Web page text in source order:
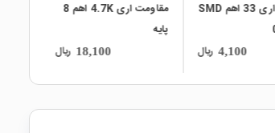
مقاومت اری 4.7K اهم 8
18,100 ریال
مقاومت اری 51 اهم SMD
0603x4
4,100 ریال